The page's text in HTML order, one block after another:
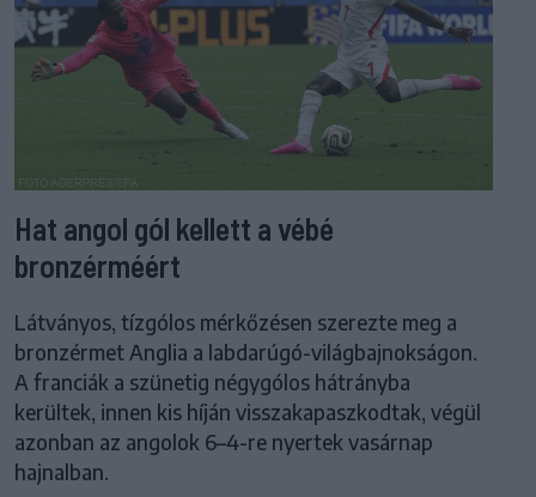
Hat angol gól kellett a vébé
bronzérméért
Látványos, tízgólos mérkőzésen szerezte meg a
bronzérmet Anglia a labdarúgó-világbajnokságon.
A franciák a szünetig négygólos hátrányba
kerültek, innen kis híján visszakapaszkodtak, végül
azonban az angolok 6–4-re nyertek vasárnap
hajnalban.